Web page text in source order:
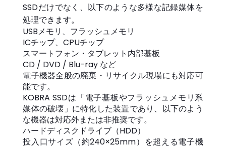
SSDだけでなく、以下のような多様な記録媒体を
処理できます。
USBメモリ、フラッシュメモリ
ICチップ、CPUチップ
スマートフォン・タブレット内部基板
CD / DVD / Blu-ray など
電子機器全般の廃棄・リサイクル現場にも対応可
能です。
KOBRA SSDは「電子基板やフラッシュメモリ系
媒体の破壊」に特化した装置であり、以下のよう
な機器は対応外または非推奨です。
ハードディスクドライブ（HDD）
投入口サイズ（約240×25mm）を超える電子機